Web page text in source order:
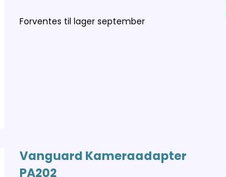
Forventes til lager september
Vanguard Kameraadapter
PA202